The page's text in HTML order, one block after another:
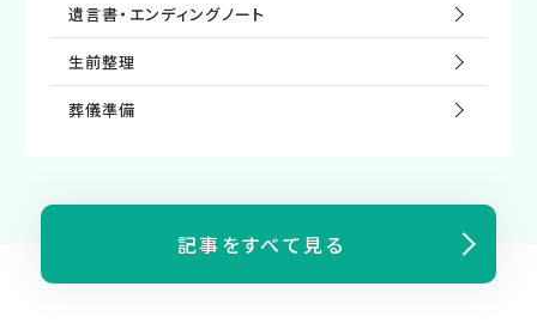
遺⾔書・エンディングノート
⽣前整理
葬儀準備
記事をすべて見る